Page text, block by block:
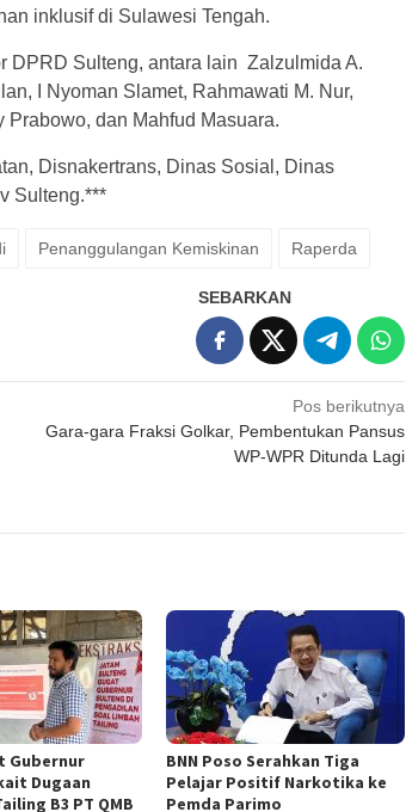
inklusif di Sulawesi Tengah.
DPRD Sulteng, antara lain Zalzulmida A.
I Nyoman Slamet, Rahmawati M. Nur,
dan Mahfud Masuara.
Disnakertrans, Dinas Sosial, Dinas
Sulteng.***
Penanggulangan Kemiskinan Raperda
SEBARKAN
Pos berikutnya
Gara-gara Fraksi Golkar, Pembentukan Pansus
WP-WPR Ditunda Lagi
Gubernur
Dugaan
B3 PT QMB
BNN Poso Serahkan Tiga
Pelajar Positif Narkotika ke
Pemda Parimo